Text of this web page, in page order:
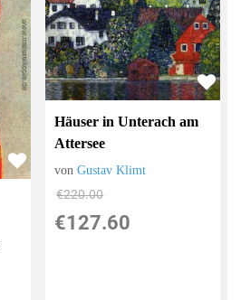
Häuser in Unterach am
Attersee
vonGustav Klimt
€220.00
€127.60